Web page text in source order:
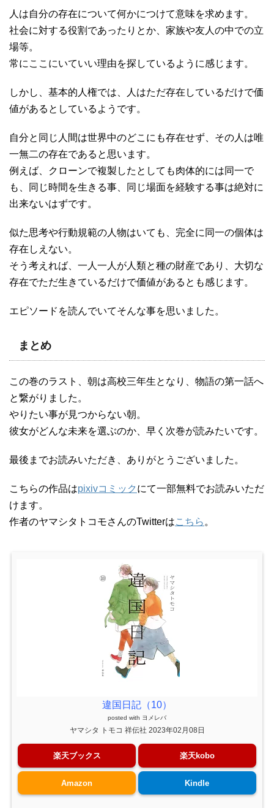
人は自分の存在について何かにつけて意味を求めます。
社会に対する役割であったりとか、家族や友人の中での立
場等。
常にここにいていい理由を探しているように感じます。
しかし、基本的人権では、人はただ存在しているだけで価
値があるとしているようです。
自分と同じ人間は世界中のどこにも存在せず、その人は唯
一無二の存在であると思います。
例えば、クローンで複製したとしても肉体的には同一で
も、同じ時間を生きる事、同じ場面を経験する事は絶対に
出来ないはずです。
似た思考や行動規範の人物はいても、完全に同一の個体は
存在しえない。
そう考えれば、一人一人が人類と種の財産であり、大切な
存在でただ生きているだけで価値があるとも感じます。
エピソードを読んでいてそんな事を思いました。
まとめ
この巻のラスト、朝は高校三年生となり、物語の第一話へ
と繋がりました。
やりたい事が見つからない朝。
彼女がどんな未来を選ぶのか、早く次巻が読みたいです。
最後までお読みいただき、ありがとうございました。
こちらの作品はpixivコミック にて一部無料でお読みいただ
けます。
作者のヤマシタトコモさんのTwitterはこちら 。
違国日記（10）
posted with ヨメレバ
ヤマシタ トモコ 祥伝社 2023年02月08日
楽天ブックス 楽天kobo
Amazon Kindle